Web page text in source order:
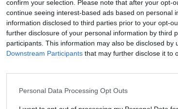
confirm your selection. Please note that after your opt-
continue seeing interest-based ads based on personal
information disclosed to third parties prior to your opt-
further disclosure of your personal information by third
participants. This information may also be disclosed by
Downstream Participants that may further disclose it to
Personal Data Processing Opt Outs
nostro operatore ti contatterà appena possibile.